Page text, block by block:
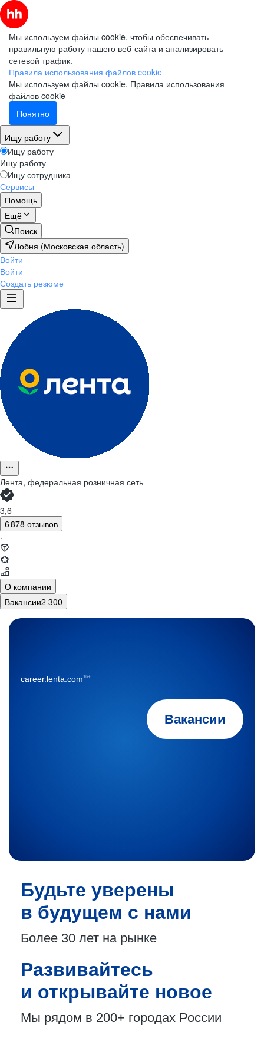
Мы используем файлы cookie, чтобы обеспечивать
правильную работу нашего веб-сайта и анализировать
сетевой трафик.
Правила использования файлов cookie
Мы используем файлы cookie. Правила использования
файлов cookie
Понятно
Ищу работу
Ищу работу
Ищу работу
Ищу сотрудника
Сервисы
Помощь
Ещё
Поиск
Лобня (Московская область)
Войти
Войти
Создать резюме
Лента, федеральная розничная сеть
3,6
6 878 отзывов
·
О компании
Вакансии2 300
Вакансии
career.lenta.com16+
Будьте уверены
в будущем с нами
Более 30 лет на рынке
Развивайтесь
и открывайте новое
Мы рядом в 200+ городах России